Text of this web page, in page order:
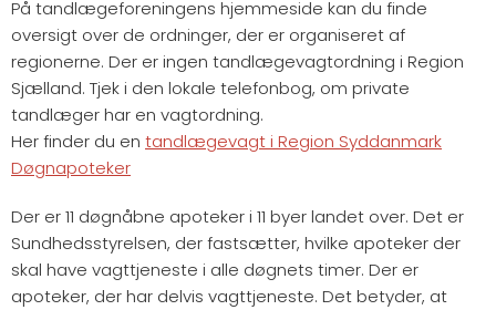
På tandlægeforeningens hjemmeside kan du finde
oversigt over de ordninger, der er organiseret af
regionerne. Der er ingen tandlægevagtordning i Region
Sjælland. Tjek i den lokale telefonbog, om private
tandlæger har en vagtordning.
Her finder du en tandlægevagt i Region Syddanmark
Døgnapoteker
Der er 11 døgnåbne apoteker i 11 byer landet over. Det er
Sundhedsstyrelsen, der fastsætter, hvilke apoteker der
skal have vagttjeneste i alle døgnets timer. Der er
apoteker, der har delvis vagttjeneste. Det betyder, at